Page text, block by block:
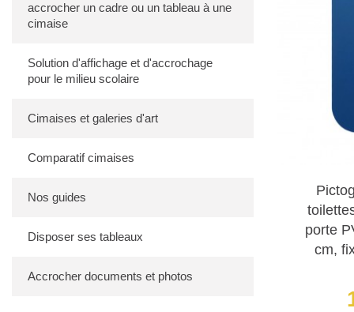
accrocher un cadre ou un tableau à une
cimaise
Solution d'affichage et d'accrochage
pour le milieu scolaire
Cimaises et galeries d'art
Comparatif cimaises
Nos guides
Disposer ses tableaux
Accrocher documents et photos
même
Normes de
Tous nos
être
porte
cm,